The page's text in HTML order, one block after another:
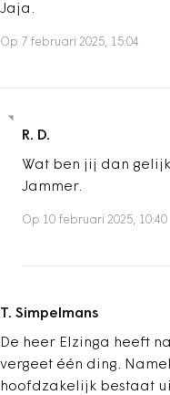
Jaja.
Op 7 februari 2025, 15:04
R. D.
Wat ben jij dan
Jammer.
Op 10 februari 2025, 10:40
T. Simpelmans
De heer Elzinga heeft
vergeet één ding.
hoofdzakelijk bestaat